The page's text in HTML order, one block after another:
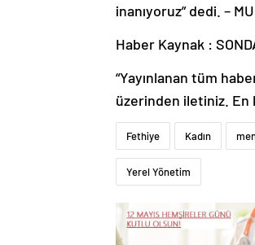
inanıyoruz” dedi. –
Haber Kaynak :
“Yayınlanan tüm
üzerinden iletiniz. En
Fethiye Kadın
Yerel Yönetim